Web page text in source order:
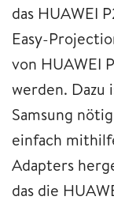
das HUAWEI
Easy-
von HUAWEI
werden. Dazu
Samsung
einfach
Adapters
das die